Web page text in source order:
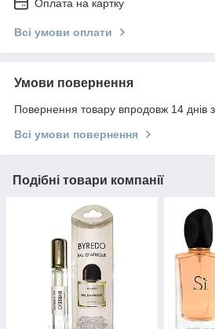
Оплата на картку
Всі умови оплати
Умови повернення
Повернення товару впродовж 14 днів
Всі умови повернення
Подібні товари компанії